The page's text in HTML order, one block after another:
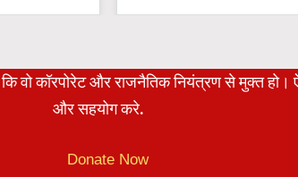
वो कॉरपोरेट और राजनैतिक नियंत्रण से मुक्त
और सहयोग करे.
Donate Now